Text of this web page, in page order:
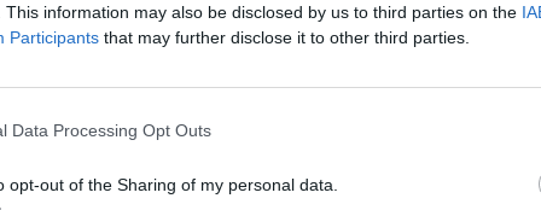
This information may also be disclosed by us to third parties on the
Participants that may further disclose it to other third parties.
Data Processing Opt Outs
opt-out of the Sharing of my personal data.
het strafschopgebied net naast, waarna
was. De rechtsbuiten werd in het
daarmee een penalty voor Nederland.
in zijn vijftigste interland zijn twintigste doelpunt
niet, want Yusupov zat er nog aan, maar de bal